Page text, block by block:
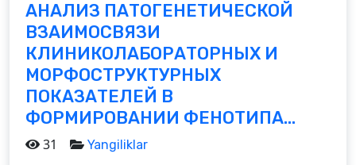
АНАЛИЗ ПАТОГЕНЕТИЧЕСКОЙ
ВЗАИМОСВЯЗИ
КЛИНИКОЛАБОРАТОРНЫХ И
МОРФОСТРУКТУРНЫХ
ПОКАЗАТЕЛЕЙ В
ФОРМИРОВАНИИ ФЕНОТИПА...
31 Yangiliklar